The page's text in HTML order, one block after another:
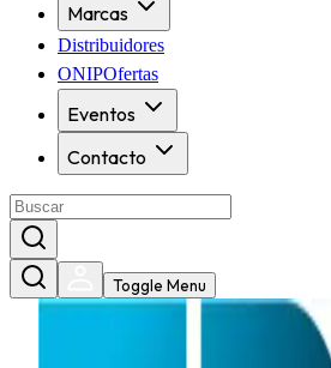
Marcas
Distribuidores
ONIPOfertas
Eventos
Contacto
Toggle Menu